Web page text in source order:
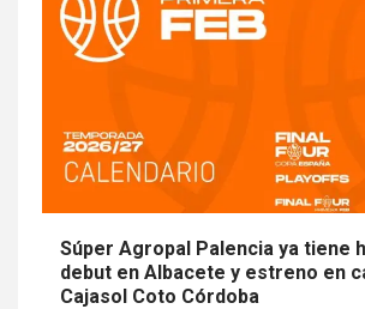
Súper Agropal Palencia ya tiene
debut en Albacete y estreno en
Cajasol Coto Córdoba